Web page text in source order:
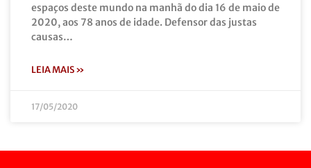
espaços deste mundo na manhã do dia 16 de maio de
2020, aos 78 anos de idade. Defensor das justas
causas…
LEIA MAIS »
17/05/2020